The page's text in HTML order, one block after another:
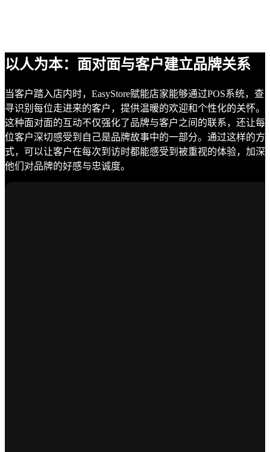
以人为本：面对面与客户建立品牌关系
当客户踏入店内时，EasyStore赋能店家能够通过POS系统，查
寻识别每位走进来的客户，提供温暖的欢迎和个性化的关怀。
这种面对面的互动不仅强化了品牌与客户之间的联系，还让每
位客户深切感受到自己是品牌故事中的一部分。通过这样的方
式，可以让客户在每次到访时都能感受到被重视的体验，加深
他们对品牌的好感与忠诚度。